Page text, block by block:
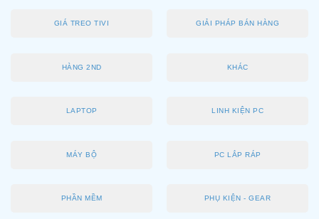
GIÁ TREO TIVI GIẢI PHÁP BÁN HÀNG
HÀNG 2ND KHÁC
LAPTOP LINH KIỆN PC
MÁY BỘ PC LẮP RÁP
PHẦN MỀM PHỤ KIỆN - GEAR